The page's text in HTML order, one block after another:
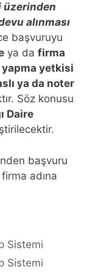
üzerinden
alınması
başvuruyu
ya da firma
yetkisi
ya da noter
Söz konusu
Daire
başvuru
adına
Sistemi
Sistemi